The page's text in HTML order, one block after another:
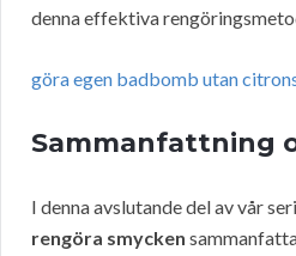
denna effektiva
göra egen badbomb utan
Sammanfattning
I denna avslutande del av vår
rengöra smycken